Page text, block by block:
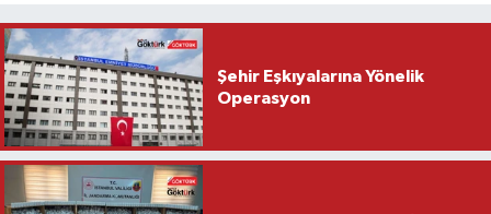
Şehir Eşkıyalarına Yönelik
Operasyon